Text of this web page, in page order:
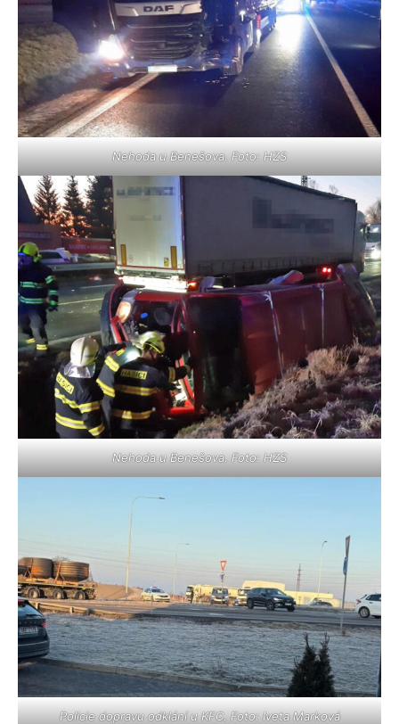
Nehoda u Benešova. Foto: HZS
Nehoda u Benešova. Foto: HZS
Policie dopravu odklání u KFC. Foto: Iveta Marková